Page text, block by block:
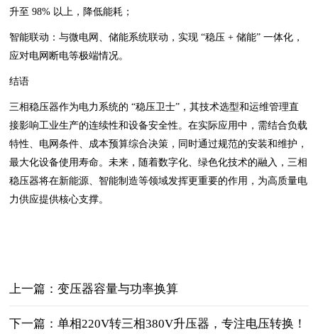
升至 98% 以上，降低能耗；
智能联动：与微电网、储能系统联动，实现 “稳压 + 储能” 一体化，
应对电网断电等极端情况。
结语
三相稳压器作为电力系统的 “稳压卫士”，其技术选型和运维管理直
接影响工业生产的连续性和设备安全性。在实际应用中，需结合负载
特性、电网条件、成本预算综合决策，同时通过规范的安装和维护，
最大化设备使用寿命。未来，随着数字化、绿色化技术的融入，三相
稳压器将在新能源、智能制造等领域发挥更重要的作用，为高质量电
力供应提供核心支撑。
上一篇：变压器容量与功率换算
下一篇：单相220V转三相380V升压器，专注电压转换！